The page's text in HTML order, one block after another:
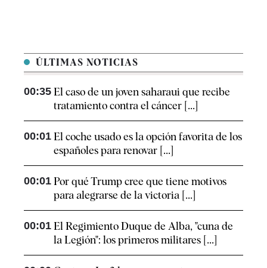
ÚLTIMAS NOTICIAS
00:35 El caso de un joven saharaui que recibe
tratamiento contra el cáncer [...]
00:01 El coche usado es la opción favorita de los
españoles para renovar [...]
00:01 Por qué Trump cree que tiene motivos
para alegrarse de la victoria [...]
00:01 El Regimiento Duque de Alba, "cuna de
la Legión": los primeros militares [...]